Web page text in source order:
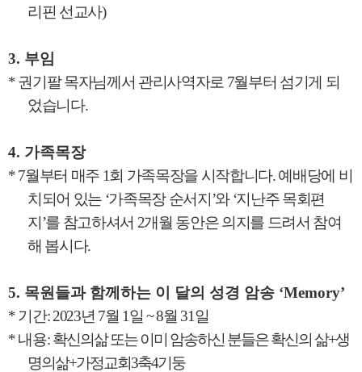
리핀 선교사)
3. 부임
*권기팔 목자님께서 관리사역자로 7월부터 섬기게 되
었습니다.
4. 가족목장
* 7월부터 매주 1회 가족목장을 시작합니다.예배당에 비
치되어 있는 ‘가족목장 순서지’와‘지난주 목회편
지’를 참고하셔서 2개월 동안은 의지를 드려서 참여
해 봅시다.
5. 목원들과 함께하는 이 달의 성경 암송 ‘Memory’
*기간: 2023년 7월 1일~ 8월 31일
*내용:확신의삶 또는 이미 암송하신 분들은 확신의 삶+생
명의삶+가정교회3축4기둥